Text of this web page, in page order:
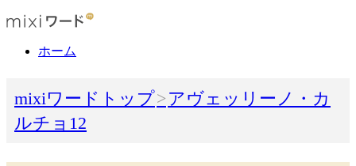
ホーム
mixiワードトップ
アヴェッリーノ・カ
ルチョ12